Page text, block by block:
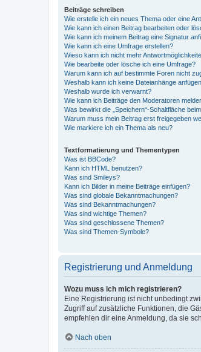
Beiträge schreiben
Wie erstelle ich ein neues Thema oder eine
Wie kann ich einen Beitrag bearbeiten oder
Wie kann ich meinem Beitrag eine Signatur
Wie kann ich eine Umfrage erstellen?
Wieso kann ich nicht mehr
Wie bearbeite oder lösche ich eine Umfrage?
Warum kann ich auf bestimmte Foren nicht
Weshalb kann ich keine Dateianhänge
Weshalb wurde ich verwarnt?
Wie kann ich Beiträge den Moderatoren
Was bewirkt die „Speichern“-Schaltfläche
Warum muss mein Beitrag erst freigegeben
Wie markiere ich ein Thema als neu?
Textformatierung und Thementypen
Was ist BBCode?
Kann ich HTML benutzen?
Was sind Smileys?
Kann ich Bilder in meine Beiträge einfügen?
Was sind globale Bekanntmachungen?
Was sind Bekanntmachungen?
Was sind wichtige Themen?
Was sind geschlossene Themen?
Was sind Themen-Symbole?
Registrierung und Anmeldung
Wozu muss ich mich registrieren?
Eine Registrierung ist nicht unbedingt
Zugriff auf zusätzliche Funktionen, die
empfehlen dir eine Anmeldung, da sie
Nach oben